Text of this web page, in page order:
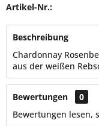
Artikel-Nr.:
Beschreibung
Chardonnay
aus der weißen
Bewertungen
0
Bewertungen lesen,